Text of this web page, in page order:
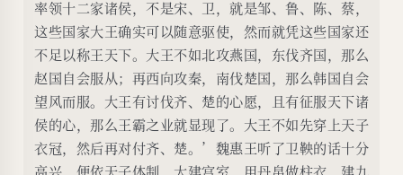
率领十二家诸侯，不是宋、卫，就是邹、鲁、陈、蔡，
这些国家大王确实可以随意驱使，然而就凭这些国家还
不足以称王天下。大王不如北攻燕国，东伐齐国，那么
赵国自会服从；再西向攻秦，南伐楚国，那么韩国自会
望风而服。大王有讨伐齐、楚的心愿，且有征服天下诸
侯的心，那么王霸之业就显现了。大王不如先穿上天子
衣冠，然后再对付齐、楚。’魏惠王听了卫鞅的话十分